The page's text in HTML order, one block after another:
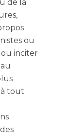
de la
ou
inciter
tout